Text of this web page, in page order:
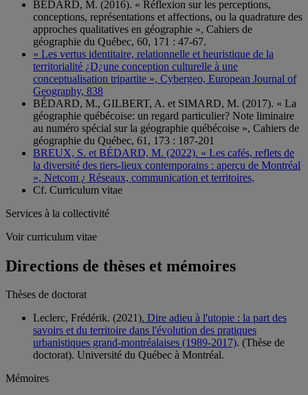
BÉDARD, M. (2016). « Réflexion sur les perceptions,
conceptions, représentations et affections, ou la quadrature des
approches qualitatives en géographie », Cahiers de
géographie du Québec, 60, 171 : 47-67.
« Les vertus identitaire, relationnelle et heuristique de la
territorialité ¿D¿une conception culturelle à une
conceptualisation tripartite », Cybergeo, European Journal of
Geography, 838
BÉDARD, M., GILBERT, A. et SIMARD, M. (2017). « La
géographie québécoise: un regard particulier? Note liminaire
au numéro spécial sur la géographie québécoise », Cahiers de
géographie du Québec, 61, 173 : 187-201
BREUX, S. et BÉDARD, M. (2022). « Les cafés, reflets de
la diversité des tiers-lieux contemporains : aperçu de Montréal
», Netcom ¿ Réseaux, communication et territoires,
Cf. Curriculum vitae
Services à la collectivité
Voir curriculum vitae
Directions de thèses et mémoires
Thèses de doctorat
Leclerc, Frédérik. (2021). Dire adieu à l'utopie : la part des
savoirs et du territoire dans l'évolution des pratiques
urbanistiques grand-montréalaises (1989-2017). (Thèse de
doctorat). Université du Québec à Montréal.
Mémoires